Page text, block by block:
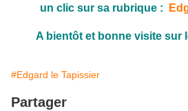
un clic sur sa rubrique :
A bientôt et bonne visite sur
#Edgard le Tapissier
Partager